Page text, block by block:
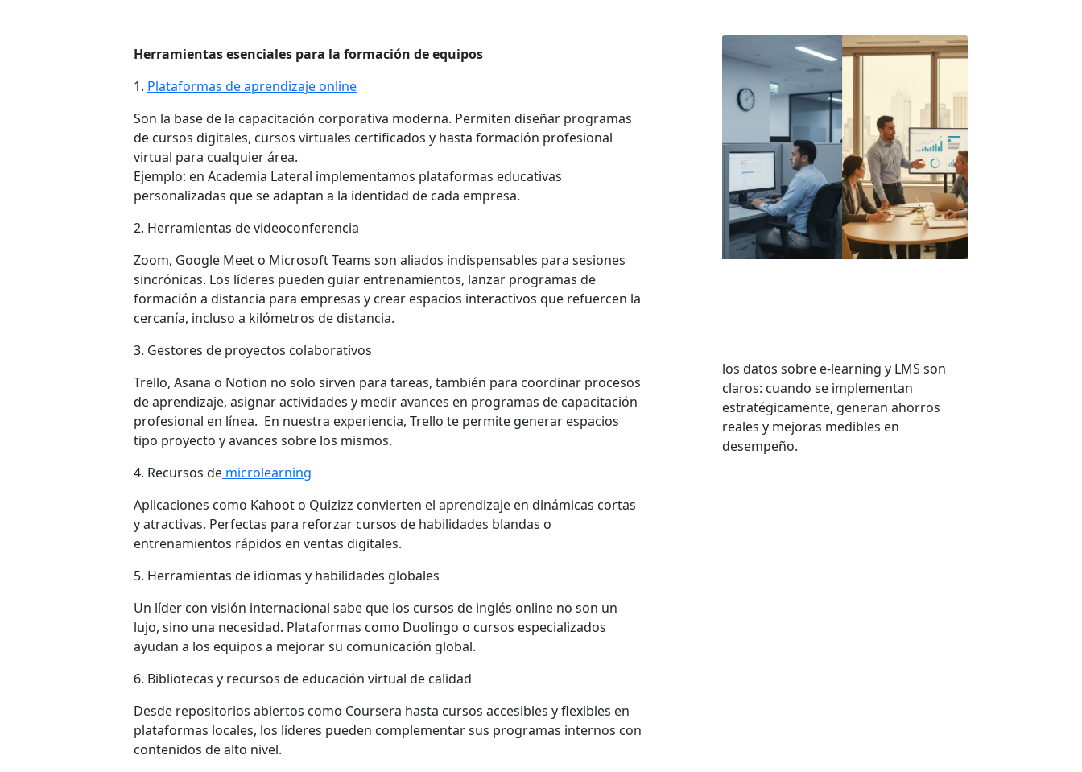
Herramientas esenciales para la formación de equipos
1. Plataformas de aprendizaje online
Son la base de la capacitación corporativa moderna. Permiten diseñar programas
de cursos digitales, cursos virtuales certificados y hasta formación profesional
virtual para cualquier área.
Ejemplo: en Academia Lateral implementamos plataformas educativas
personalizadas que se adaptan a la identidad de cada empresa.
2. Herramientas de videoconferencia
Zoom, Google Meet o Microsoft Teams son aliados indispensables para sesiones
sincrónicas. Los líderes pueden guiar entrenamientos, lanzar programas de
formación a distancia para empresas y crear espacios interactivos que refuercen la
cercanía, incluso a kilómetros de distancia.
3. Gestores de proyectos colaborativos
Trello, Asana o Notion no solo sirven para tareas, también para coordinar procesos
de aprendizaje, asignar actividades y medir avances en programas de capacitación
profesional en línea. En nuestra experiencia, Trello te permite generar espacios
tipo proyecto y avances sobre los mismos.
4. Recursos de microlearning
Aplicaciones como Kahoot o Quizizz convierten el aprendizaje en dinámicas cortas
y atractivas. Perfectas para reforzar cursos de habilidades blandas o
entrenamientos rápidos en ventas digitales.
5. Herramientas de idiomas y habilidades globales
Un líder con visión internacional sabe que los cursos de inglés online no son un
lujo, sino una necesidad. Plataformas como Duolingo o cursos especializados
ayudan a los equipos a mejorar su comunicación global.
6. Bibliotecas y recursos de educación virtual de calidad
Desde repositorios abiertos como Coursera hasta cursos accesibles y flexibles en
plataformas locales, los líderes pueden complementar sus programas internos con
contenidos de alto nivel.
los datos sobre e-learning y LMS son
claros: cuando se implementan
estratégicamente, generan ahorros
reales y mejoras medibles en
desempeño.